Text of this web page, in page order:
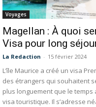
Voyages
Magellan : À quoi
Visa pour long
La Redaction - 15 février 2024
L’île Maurice a créé un visa
des étrangers qui souhaitent
plus longuement que le temps
visa touristique. Il s’adresse